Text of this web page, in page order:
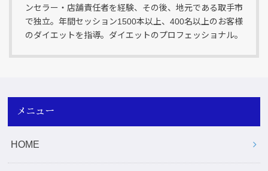
ンセラー・店舗責任者を経験、その後、地元である取手市
で独立。年間セッション1500本以上、400名以上のお客様
のダイエットを指導。ダイエットのプロフェッショナル。
メニュー
HOME